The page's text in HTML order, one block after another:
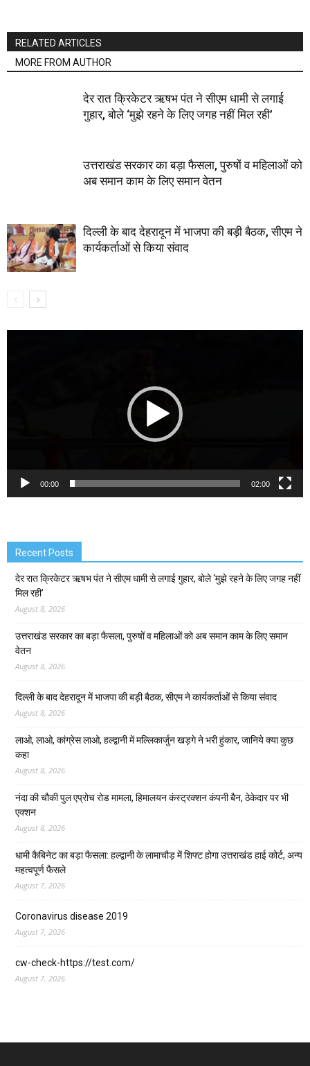
RELATED ARTICLES
MORE FROM AUTHOR
देर रात क्रिकेटर ऋषभ पंत ने सीएम धामी से लगाई
गुहार, बोले ‘मुझे रहने के लिए जगह नहीं मिल रही’
उत्तराखंड सरकार का बड़ा फैसला, पुरुषों व महिलाओं को
अब समान काम के लिए समान वेतन
दिल्ली के बाद देहरादून में भाजपा की बड़ी बैठक, सीएम ने
कार्यकर्ताओं से किया संवाद
00:00 02:00
Recent Posts
देर रात क्रिकेटर ऋषभ पंत ने सीएम धामी से लगाई गुहार, बोले ‘मुझे रहने के लिए जगह नहीं
मिल रही’
August 8, 2026
उत्तराखंड सरकार का बड़ा फैसला, पुरुषों व महिलाओं को अब समान काम के लिए समान
वेतन
August 8, 2026
दिल्ली के बाद देहरादून में भाजपा की बड़ी बैठक, सीएम ने कार्यकर्ताओं से किया संवाद
August 8, 2026
लाओ, लाओ, कांग्रेस लाओ, हल्द्वानी में मल्लिकार्जुन खड़गे ने भरी हुंकार, जानिये क्या कुछ
कहा
August 8, 2026
नंदा की चौकी पुल एप्रोच रोड मामला, हिमालयन कंस्ट्रक्शन कंपनी बैन, ठेकेदार पर भी
एक्शन
August 8, 2026
धामी कैबिनेट का बड़ा फैसला: हल्द्वानी के लामाचौड़ में शिफ्ट होगा उत्तराखंड हाई कोर्ट, अन्य
महत्वपूर्ण फैसले
August 7, 2026
Coronavirus disease 2019
August 7, 2026
cw-check-https://test.com/
August 7, 2026